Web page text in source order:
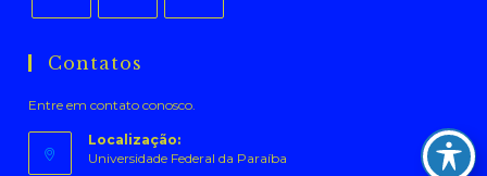
em
nova
aba
em
nova
aba
nova
aba
Contatos
Entre em contato conosco.
Localização:
Universidade Federal da Paraíba